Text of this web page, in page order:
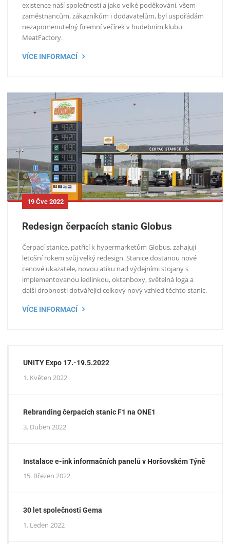
existence naší společnosti a jako velké poděkování, všem
zaměstnancům, zákazníkům i dodavatelům, byl uspořádám
nezapomenutelný firemní večírek v hudebním klubu
MeatFactory.
VÍCE INFORMACÍ
19 Čvc 2022
Redesign čerpacích stanic Globus
Čerpací stanice, patřící k hypermarketům Globus, zahajují
letošní rokem svůj velký redesign. Stanice dostanou nové
cenové ukazatele, novou atiku nad výdejními stojany s
implementovanou ledlinkou, oktanboxy, světelná loga a
další drobnosti dotvářející celkový nový vzhled těchto stanic.
VÍCE INFORMACÍ
UNITY Expo 17.-19.5.2022
1. Květen 2022
Rebranding čerpacích stanic F1 na ONE1
3. Duben 2022
Instalace e-ink informačních panelů v Horšovském Týně
15. Březen 2022
30 let společnosti Gema
1. Leden 2022